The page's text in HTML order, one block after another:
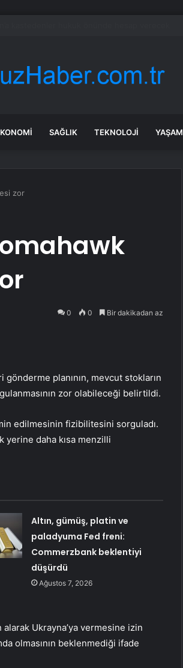
SAĞLIK TEKNOLOJI YAŞAM
zor
0 0 Bir dakikadan az
planının, mevcut stokların
zor olabileceği belirtildi.
edilmesinin fizibilitesini sorguladı.
yerine daha kısa menzilli
Altın, gümüş, platin ve
paladyuma Fed freni:
Commerzbank beklentiyi
düşürdü
Ağustos 7, 2026
Ukrayna’ya vermesine izin
olmasının beklenmediği ifade